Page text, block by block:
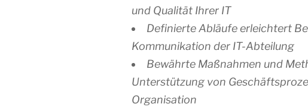
und Qualität Ihrer IT
Definierte Abläufe erleichtert
Kommunikation der IT-Abteilung
Bewährte Maßnahmen und
Unterstützung von
Organisation